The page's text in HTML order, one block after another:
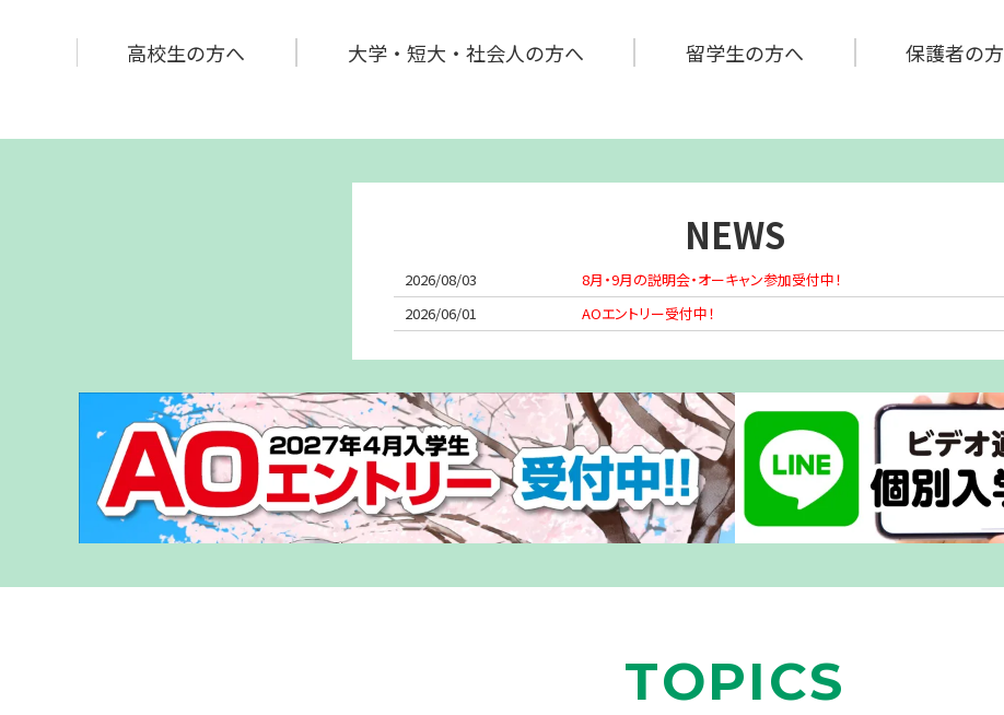
高校生の方へ 大学・短大・社会人の方へ 留学生の方へ 保護者の
NEWS
2026/08/03
8月・9月の説明会・オーキャン参加受付中！
2026/06/01
AOエントリー受付中！
TOPICS